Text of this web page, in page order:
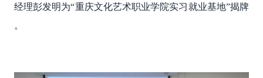
经理彭发明为“重庆文化艺术职业学院实习就业基地”揭牌
。